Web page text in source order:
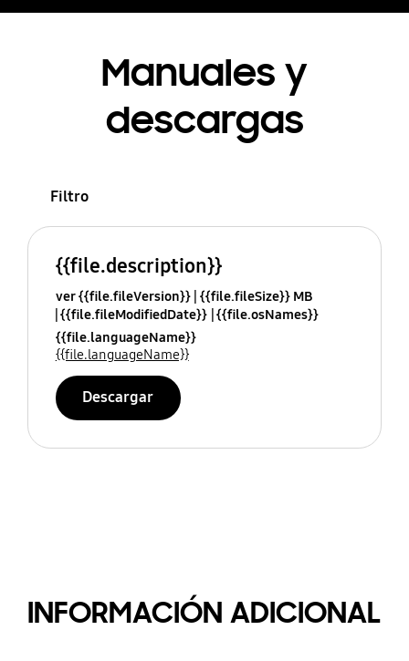
Manuales y
descargas
Filtro
{{file.description}}
ver {{file.fileVersion}} {{file.fileSize}} MB
{{file.fileModifiedDate}} {{file.osNames}}
{{file.languageName}}
{{file.languageName}}
Descargar
INFORMACIÓN ADICIONAL